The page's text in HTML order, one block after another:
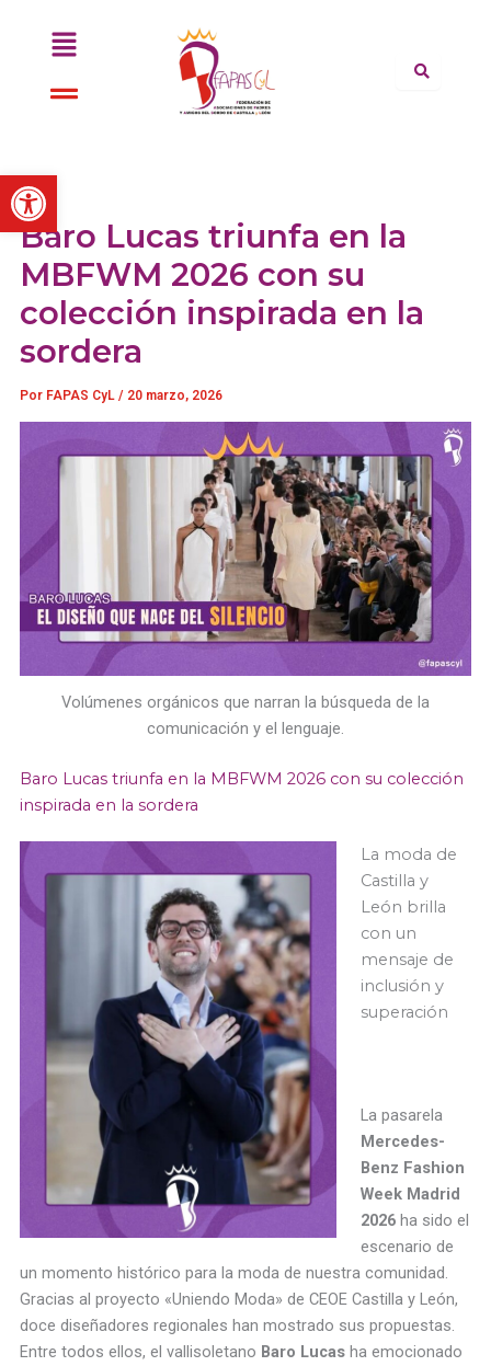
Abrir barra de herramientas
Menú
Menú
Baro Lucas triunfa en la
MBFWM 2026 con su
colección inspirada en la
sordera
Por FAPAS CyL / 20 marzo, 2026
Volúmenes orgánicos que narran la búsqueda de la
comunicación y el lenguaje.
Baro Lucas triunfa en la MBFWM 2026 con su colección
inspirada en la sordera
La moda de
Castilla y
León brilla
con un
mensaje de
inclusión y
superación
La pasarela
Mercedes-
Benz Fashion
Week Madrid
2026ha sido el
escenario de
un momento histórico para la moda de nuestra comunidad.
Gracias al proyecto «Uniendo Moda» de CEOE Castilla y León,
doce diseñadores regionales han mostrado sus propuestas.
Entre todos ellos, el vallisoletano Baro Lucasha emocionado